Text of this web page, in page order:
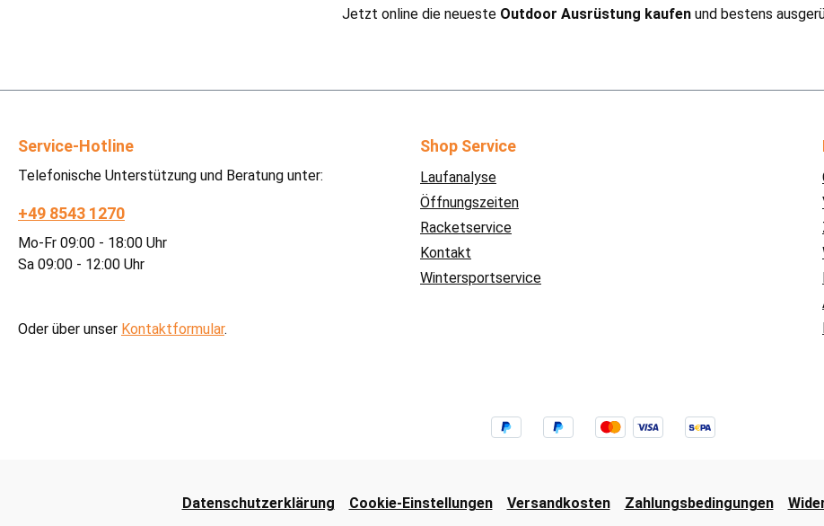
Jetzt online die neueste Outdoor Ausrüstung kaufen und bestens
Service-Hotline
Telefonische Unterstützung und Beratung unter:
+49 8543 1270
Mo-Fr 09:00 - 18:00 Uhr
Sa 09:00 - 12:00 Uhr
Oder über unser Kontaktformular.
Shop Service
Laufanalyse
Öffnungszeiten
Racketservice
Kontakt
Wintersportservice
Datenschutzerklärung Cookie-Einstellungen Versandkosten Zahlungsbedingungen